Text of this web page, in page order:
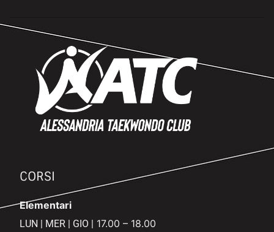
CORSI
Elementari
LUN | MER | GIO | 17.00 – 18.00